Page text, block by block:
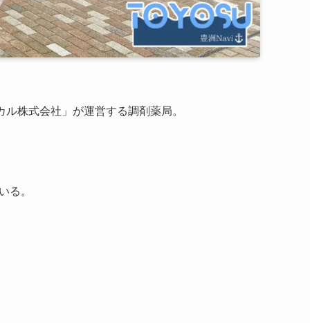
株式会社」が運営する調剤薬局。
る。